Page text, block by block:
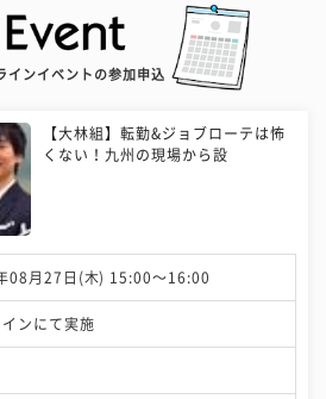
インイベントの参加申込
【大林組】転勤&ジョブローテは怖
くない！九州の現場から設
08月27日(木) 15:00〜16:00
ンにて実施